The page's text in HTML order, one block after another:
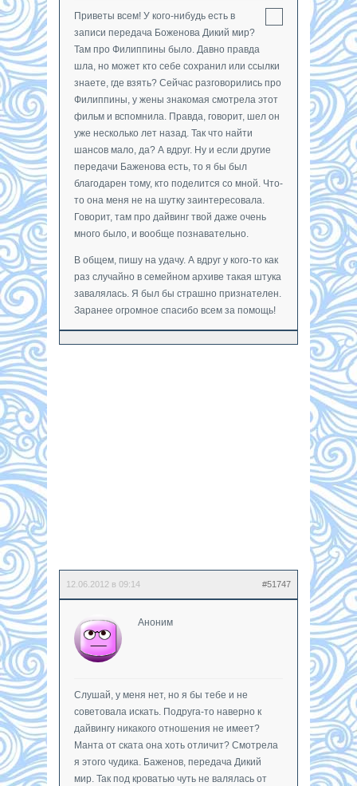
Приветы всем! У кого-нибудь есть в
записи передача Боженова Дикий мир?
Там про Филиппины было. Давно правда
шла, но может кто себе сохранил или ссылки
знаете, где взять? Сейчас разговорились про
Филиппины, у жены знакомая смотрела этот
фильм и вспомнила. Правда, говорит, шел он
уже несколько лет назад. Так что найти
шансов мало, да? А вдруг. Ну и если другие
передачи Баженова есть, то я бы был
благодарен тому, кто поделится со мной. Что-
то она меня не на шутку заинтересовала.
Говорит, там про дайвинг твой даже очень
много было, и вообще познавательно.
В общем, пишу на удачу. А вдруг у кого-то как
раз случайно в семейном архиве такая штука
завалялась. Я был бы страшно признателен.
Заранее огромное спасибо всем за помощь!
12.06.2012 в 09:14 #51747
Аноним
Слушай, у меня нет, но я бы тебе и не
советовала искать. Подруга-то наверно к
дайвингу никакого отношения не имеет?
Манта от ската она хоть отличит? Смотрела
я этого чудика. Баженов, передача Дикий
мир. Так под кроватью чуть не валялась от